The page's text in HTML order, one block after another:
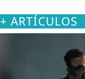
+ ARTÍCULOS